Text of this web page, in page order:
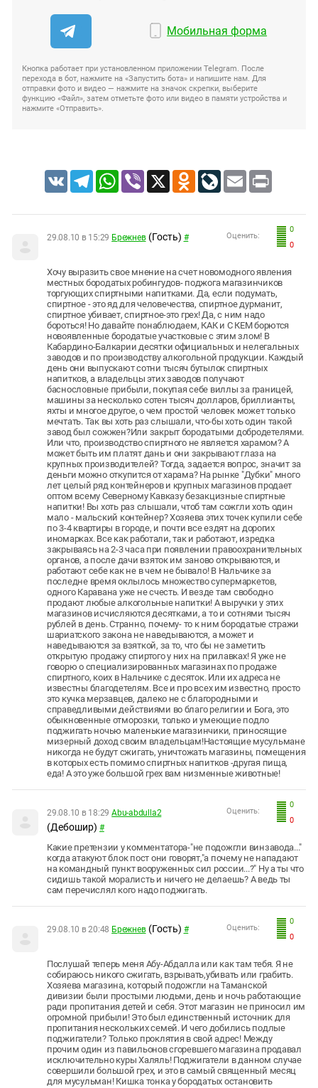
Мобильная форма
Кнопка работает при установленном приложении Telegram. После
перехода в бот, нажмите на «Запустить бота» и напишите нам. Для
отправки фото и видео — нажмите на значок скрепки, выберите
функцию «Файл», затем отметьте фото или видео в памяти устройства и
нажмите «Отправить».
VK TelegramWhatsApp
Viber X Odnoklassniki
LiveJournal
Email Print
0
0
Оценить:
29.08.10 в 15:29 Брежнев (Гость) #
Хочу выразить свое мнение на счет новомодного явления
местных бородатых робингудов- поджога магазинчиков
торгующих спиртными напитками. Да, если подумать,
спиртное - это яд для человечества, спиртное дурманит,
спиртное убивает, спиртное-это грех! Да, с ним надо
бороться! Но давайте понаблюдаем, КАК и С КЕМ борются
новоявленные бородатые участковые с этим злом! В
Кабардино-Балкарии десятки официальных и нелегальных
заводов и по производству алкогольной продукции. Каждый
день они выпускают сотни тысяч бутылок спиртных
напитков, а владельцы этих заводов получают
баснословные прибыли, покупая себе виллы за границей,
машины за несколько сотен тысяч долларов, бриллианты,
яхты и многое другое, о чем простой человек может только
мечтать. Так вы хоть раз слышали, что-бы хоть один такой
завод был сожжен?Или закрыт бородатыми добродетелями.
Или что, производство спиртного не является харамом? А
может быть им платят дань и они закрывают глаза на
крупных производителей? Тогда, задается вопрос, значит за
деньги можно откупится от харама? На рынке "Дубки" много
лет целый ряд контейнеров и крупных магазинов продает
оптом всему Северному Кавказу безакцизные спиртные
напитки! Вы хоть раз слышали, чтоб там сожгли хоть один
мало - мальский контейнер? Хозяева этих точек купили себе
по 3-4 квартиры в городе, и почти все ездят на дорогих
иномарках. Все как работали, так и работают, изредка
закрываясь на 2-3 часа при появлении правоохранительных
органов, а после дачи взяток им заново открываются, и
работают себе как не в чем не бывало! В Нальчике за
последне время оклылось множество супермаркетов,
одного Каравана уже не счесть. И везде там свободно
продают любые алкогольные напитки! А выручки у этих
магазинов исчисляются десятками, а то и сотнями тысяч
рублей в день. Странно, почему- то к ним бородатые стражи
шариатского закона не наведываются, а может и
наведываются за взяткой, за то, что бы не заметить
открытую продажу спиртого у них на прилавках! Я уже не
говорю о специализированных магазинах по продаже
спиртного, коих в Нальчике с десяток. Или их адреса не
известны благодетелям. Все и про всех им известно, просто
это кучка мерзавцев, далеко не с благородными и
справедливыми действиями во благо религии и Бога, это
обыкновенные отморозки, только и умеющие подло
поджигать ночью маленькие магазинчики, приносящие
мизерный доход своим владельцам!Настоящие мусульмане
никогда не будут сжигать, уничтожать магазины, помещения
в которых есть помимо спиртных напитков -другая пища,
еда! А это уже большой грех вам низменные животные!
0
0
Оценить:
29.08.10 в 18:29 Abu-abdulla2
(Дебошир) #
Какие претензии у комментатора-"не подожгли винзавода..."
когда атакуют блок пост они говорят,"а почему не нападают
на командный пункт вооруженных сил россии...?" Ну а ты что
сидишь такой моралисть и ничего не делаешь? А ведь ты
сам перечислял кого надо поджигать.
0
0
Оценить:
29.08.10 в 20:48 Брежнев (Гость) #
Послушай теперь меня Абу-Абдалла или как там тебя. Я не
собираюсь никого сжигать, взрывать,убивать или грабить.
Хозяева магазина, который подожгли на Таманской
дивизии были простыми людьми, день и ночь работающие
ради пропитания детей и себя. Этот магазин не приносил им
огромной прибыли! Это был единственный источник для
пропитания нескольких семей. И чего добились подлые
поджигатели? Только проклятия в свой адрес! Между
прочим один из павильонов сгоревшего магазина продавал
исключительно куры Халяль! Поджигатели в данном случае
совершили большой грех, и это в самый священный месяц
для мусульман! Кишка тонка у бородатых остановить